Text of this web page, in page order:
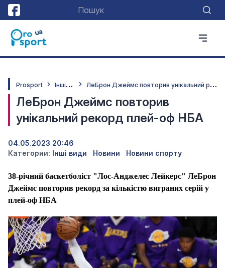
Prosport І
нші види Л
еБрон Джеймс повторив унікальний рекорд плей-оф НБА
ЛеБрон Джеймс повторив
унікальний рекорд плей-оф НБА
04.05.2023 20:46
Категории: Інші види Новини Новини спорту
38-річний баскетболіст "Лос-Анджелес Лейкерс" ЛеБрон
Джеймс повторив рекорд за кількістю виграних серій у
плей-оф НБА